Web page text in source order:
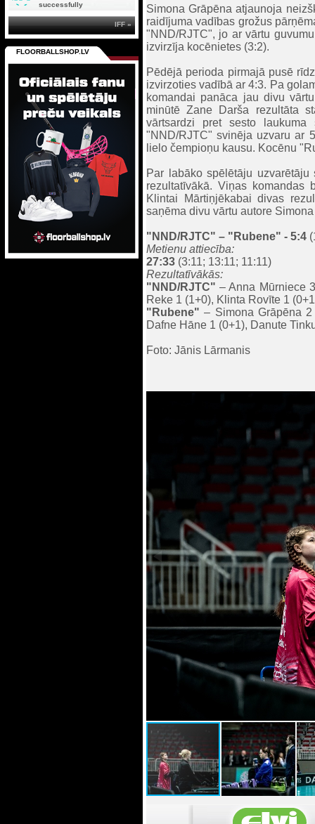
Simona Grāpēna atjaunoja
raidījuma vadības grožus
"NND/RJTC", jo ar vārtu
izvirzīja kocēnietes (3:2).
Pēdējā perioda pirmajā pusē
izvirzoties vadībā ar 4:3. Pa
komandai panāca jau divu
minūtē Zane Darša rezultāta
vārtsardzi pret sesto laukuma
"NND/RJTC" svinēja uzvaru ar
lielo čempioņu kausu. Kocēnu
Par labāko spēlētāju
rezultatīvākā. Viņas komandas
Klintai Mārtiņjēkabai divas
saņēma divu vārtu autore
"NND/RJTC" – "Rubene" - 5:4
Metienu attiecība:
27:33 (3:11; 13:11; 11:11)
Rezultatīvākās:
"NND/RJTC" – Anna Mūrniece
Reke 1 (1+0), Klinta Rovīte 1
"Rubene" – Simona Grāpēna
Dafne Hāne 1 (0+1), Danute
Foto: Jānis Lārmanis
successfully
IFF »
FLOORBALLSHOP.LV